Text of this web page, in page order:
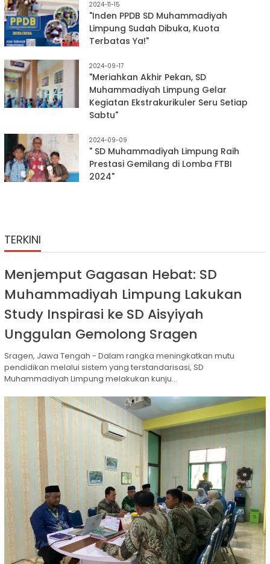
2024-11-15
"Inden PPDB SD Muhammadiyah
Limpung Sudah Dibuka, Kuota
Terbatas Ya!"
2024-09-17
"Meriahkan Akhir Pekan, SD
Muhammadiyah Limpung Gelar
Kegiatan Ekstrakurikuler Seru Setiap
Sabtu"
2024-09-09
" SD Muhammadiyah Limpung Raih
Prestasi Gemilang di Lomba FTBI
2024"
TERKINI
Menjemput Gagasan Hebat: SD
Muhammadiyah Limpung Lakukan
Study Inspirasi ke SD Aisyiyah
Unggulan Gemolong Sragen
Sragen, Jawa Tengah - Dalam rangka meningkatkan mutu
pendidikan melalui sistem yang terstandarisasi, SD
Muhammadiyah Limpung melakukan kunju...